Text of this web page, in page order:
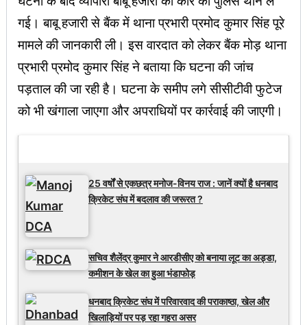
गई। बाबू हजारी से बैंक में थाना प्रभारी प्रमोद कुमार सिंह पूरे
मामले की जानकारी ली। इस वारदात को लेकर बैंक मोड़ थाना
प्रभारी प्रमोद कुमार सिंह ने बताया कि घटना की जांच
पड़ताल की जा रही है। घटना के समीप लगे सीसीटीवी फुटेज
को भी खंगाला जाएगा और अपराधियों पर कार्रवाई की जाएगी।
25 वर्षों से एकछत्र मनोज-विनय राज : जानें क्यों है धनबाद
क्रिकेट संघ में बदलाव की जरूरत ?
सचिव शैलेंद्र कुमार ने आरडीसीए को बनाया लूट का अड्डा,
कमीशन के खेल का हुआ भंडाफोड़
धनबाद क्रिकेट संघ में परिवारवाद की पराकाष्ठा, खेल और
खिलाड़ियों पर पड़ रहा गहरा असर